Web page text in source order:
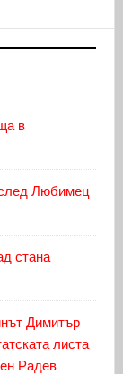
в
Любимец
стана
Димитър
листа
Радев